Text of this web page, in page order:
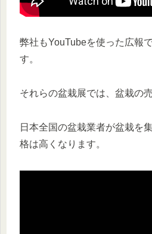
弊社もYouTubeを使った広報
す。
それらの盆栽展では、盆栽の
日本全国の盆栽業者が盆栽を
格は高くなります。